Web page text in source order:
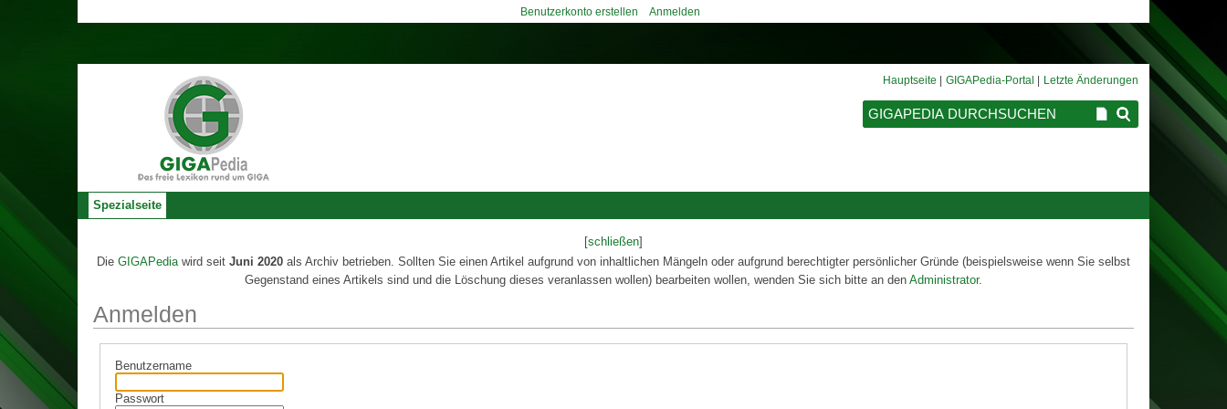
[schließen]
Die GIGAPediawird seit Juni 2020 als Archiv betrieben. Sollten Sie einen Artikel aufgrund von inhaltlichen Mängeln oder aufgrund berechtigter persönlicher Gründe (beispielsweise wenn Sie selbst
Gegenstand eines Artikels sind und die Löschung dieses veranlassen wollen) bearbeiten wollen, wenden Sie sich bitte an den Administrator.
Anmelden
Benutzername
Passwort
Spezialseite
Benutzerkonto erstellen Anmelden
Hauptseite GIGAPedia-Portal Letzte Änderungen